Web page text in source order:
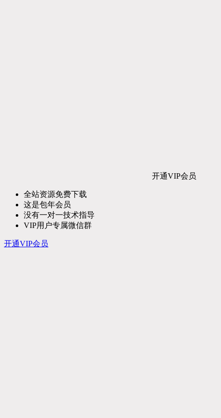
开通VIP会员
全站资源免费下载
这是包年会员
没有一对一技术指导
VIP用户专属微信群
开通VIP会员